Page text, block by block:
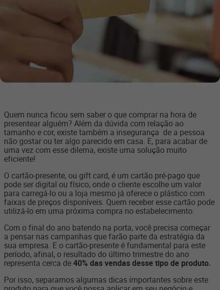
Quem nunca ficou sem saber o que comprar na hora de
presentear alguém? Além da dúvida com relação ao
tamanho e cor, existe também a insegurança de a pessoa
não gostar ou ter algo parecido em casa. E, para acabar de
uma vez com esse dilema, existe uma solução muito
eficiente!
O cartão-presente, ou gift card, é um cartão pré-pago que
pode ser digital ou físico, onde o cliente escolhe um valor
para carregá-lo ou a loja mesmo já oferece o plástico com
faixas de preços disponíveis. Quem receber esse cartão pode
utilizá-lo em uma próxima compra no estabelecimento.
Com o final do ano batendo na porta, você precisa começar
a pensar nas campanhas que farão parte da estratégia da
sua empresa. E o cartão-presente é fundamental para este
período, afinal, o resultado do último trimestre do ano
representa cerca de40% das vendas desse tipo de produto.
Por isso, separamos algumas dicas importantes sobre este